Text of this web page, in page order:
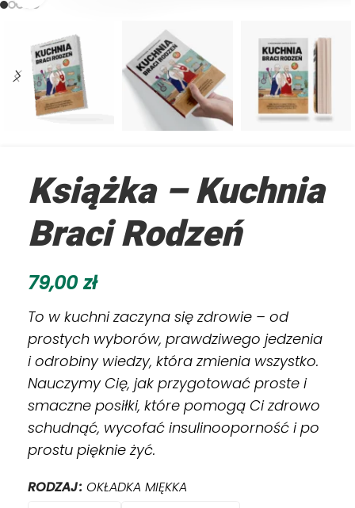
Książka – Kuchnia
Braci Rodzeń
79,00zł
To w kuchni zaczyna się zdrowie – od
prostych wyborów, prawdziwego jedzenia
i odrobiny wiedzy, która zmienia wszystko.
Nauczymy Cię, jak przygotować proste i
smaczne posiłki, które pomogą Ci zdrowo
schudnąć, wycofać insulinooporność i po
prostu pięknie żyć.
RODZAJ OKŁADKA MIĘKKA